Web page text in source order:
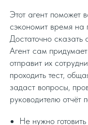
Этот агент поможет
сэкономит время на
Достаточно сказать
Агент сам
отправит их
проходить тест,
задаст вопросы,
руководителю отчёт
Не нужно